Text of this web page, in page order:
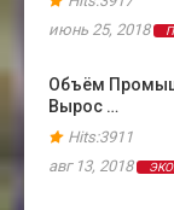
июнь 25, 2018
Объём
Вырос …
Hits:3911
авг 13, 2018